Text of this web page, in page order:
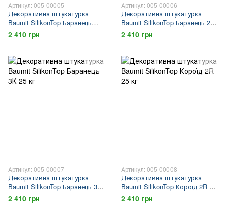
Артикул: 005-00005
Декоративна штукатурка
Baumit SilikonTop Баранець
1,5К 25 кг
2 410 грн
Артикул: 005-00006
Декоративна штукатурка
Baumit SilikonTop Баранець 2К
25 кг
2 410 грн
Артикул: 005-00007
Декоративна штукатурка
Baumit SilikonTop Баранець 3К
25 кг
2 410 грн
Артикул: 005-00008
Декоративна штукатурка
Baumit SilikonTop Короїд 2R 25
кг
2 410 грн